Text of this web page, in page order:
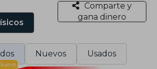
Comparte y
gana dinero
Nuevos Usados